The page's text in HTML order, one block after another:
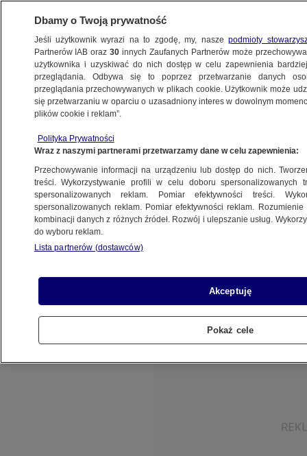
TRÓJMIASTO
żartowali, że to napad
1.05.2024, 11:47
Udostępnij
Gdańscy policjanci zatrzymali dwóch mężczyzn,
było do śmiechu, uruchomili procedurę
napadową. Na miejsce przyjechała policja.
Dbamy o Twoją prywatność
Jeśli użytkownik wyrazi na to zgodę, my, naszepodmioty
Partnerów IAB oraz30 innych Zaufanych Partnerów może
użytkownika i uzyskiwać do nich dostęp w celu zapewnienia
przeglądania. Odbywa się to poprzez przetwarzanie danych
przeglądania przechowywanych w plikach cookie. Użytkownik może
się przetwarzaniu w oparciu o uzasadniony interes w dowolnym
plików cookie i reklam”.
Polityka Prywatności
Wraz z naszymi partnerami przetwarzamy dane w celu zapewnienia:
Przechowywanie informacji na urządzeniu lub dostęp do nich.
treści. Wykorzystywanie profili w celu doboru spersonalizowanych
spersonalizowanych reklam. Pomiar efektywności treści.
spersonalizowanych reklam. Pomiar efektywności reklam.
kombinacji danych z różnych źródeł. Rozwój i ulepszanie usług.
do wyboru reklam.
Lista partnerów (dostawców)
Akceptuję
Pokaż cele